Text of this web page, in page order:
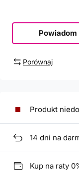
Porównaj
Produkt
14 dni na
Kup na raty